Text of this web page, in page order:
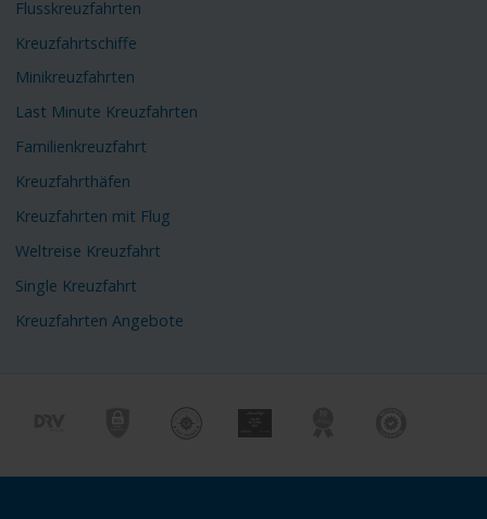
Flusskreuzfahrten
Kreuzfahrtschiffe
Minikreuzfahrten
Last Minute Kreuzfahrten
Familienkreuzfahrt
Kreuzfahrthäfen
Kreuzfahrten mit Flug
Weltreise Kreuzfahrt
Single Kreuzfahrt
Kreuzfahrten Angebote